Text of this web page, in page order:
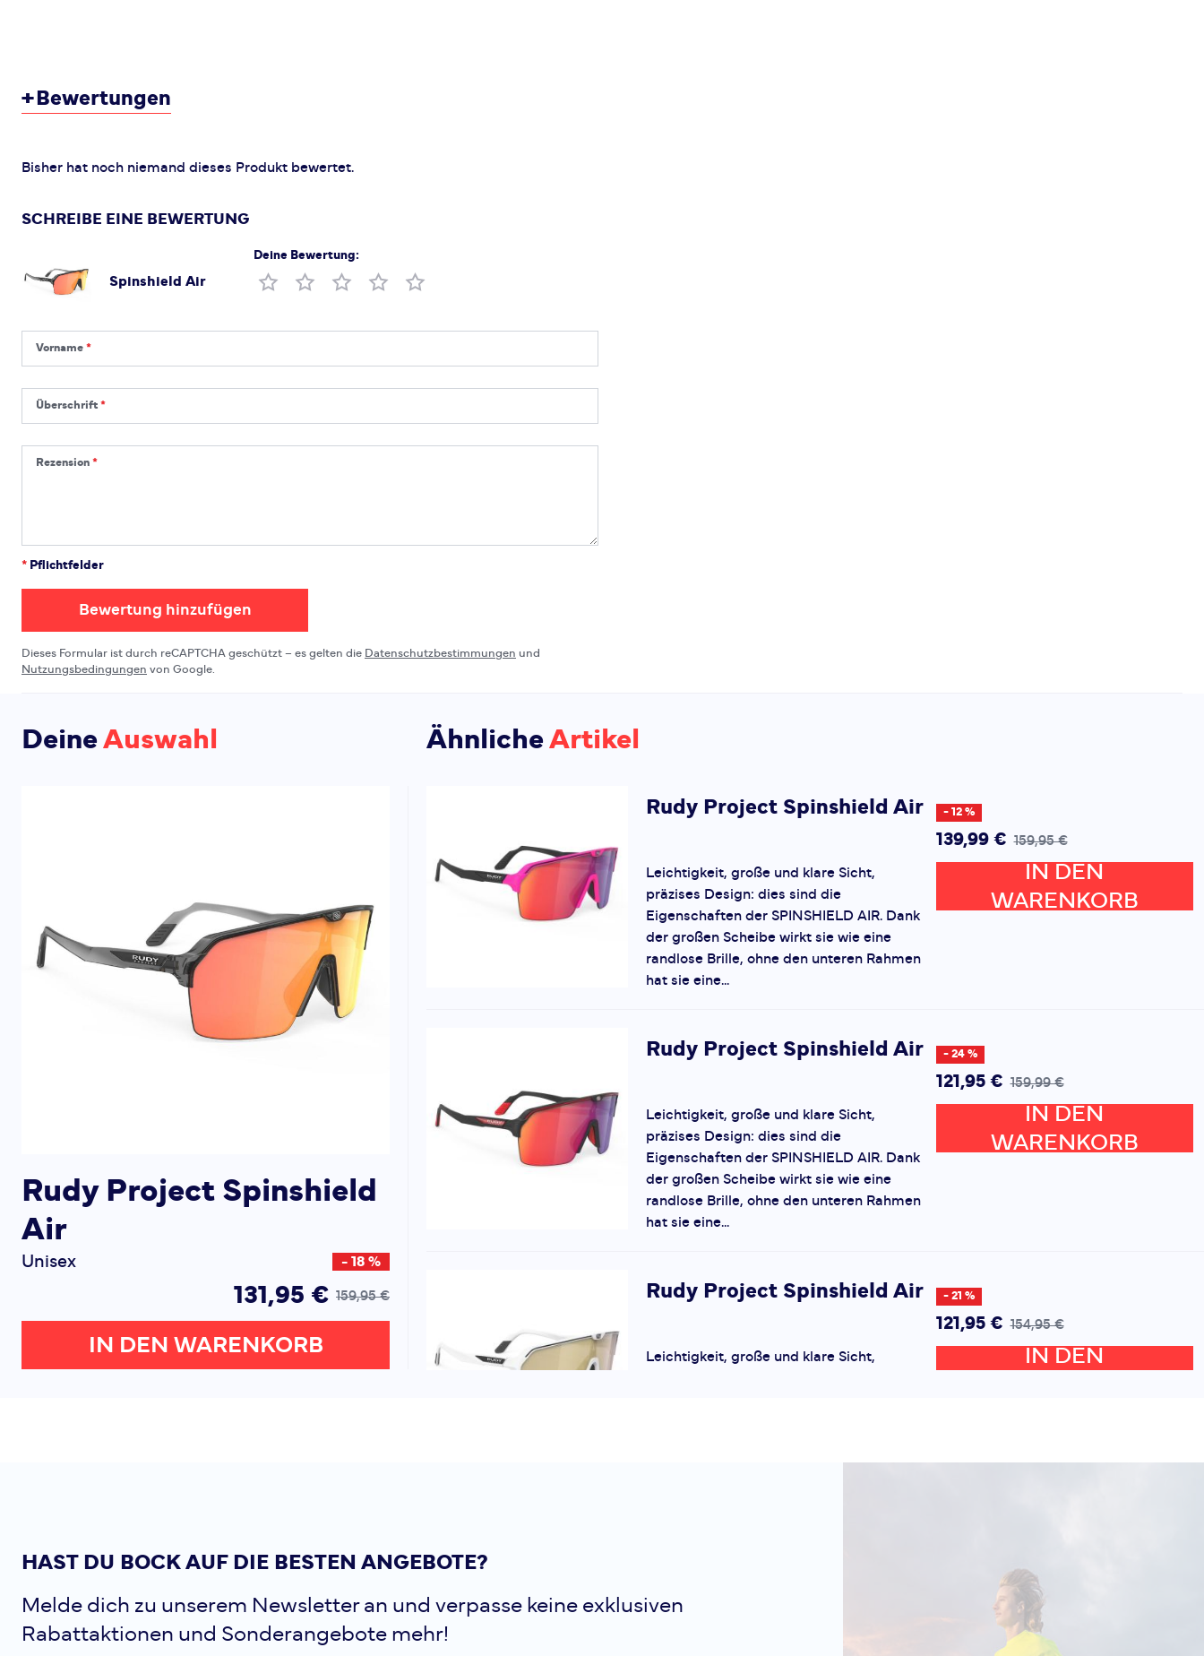
+ Bewertungen
Bisher hat noch niemand dieses Produkt bewertet.
SCHREIBE EINE BEWERTUNG
Spinshield Air
Deine Bewertung:
Produktbewertung
Vorname
Vorname
Überschrift
Überschrift
Rezension
Rezension
* Pflichtfelder
Bewertung hinzufügen
Dieses Formular ist durch reCAPTCHA geschützt – es gelten die Datenschutzbestimmungen und
Nutzungsbedingungen von Google.
DeineAuswahl
Rudy Project Spinshield
Air
Unisex - 18 %
131,95 € 159,95 €
IN DEN WARENKORB
ÄhnlicheArtikel
Rudy Project Spinshield Air - 12 %
139,99 € 159,95 €
Leichtigkeit, große und klare Sicht,
präzises Design: dies sind die
Eigenschaften der SPINSHIELD AIR. Dank
der großen Scheibe wirkt sie wie eine
randlose Brille, ohne den unteren Rahmen
hat sie eine...
IN DEN
WARENKORB
Rudy Project Spinshield Air - 24 %
121,95 € 159,99 €
Leichtigkeit, große und klare Sicht,
präzises Design: dies sind die
Eigenschaften der SPINSHIELD AIR. Dank
der großen Scheibe wirkt sie wie eine
randlose Brille, ohne den unteren Rahmen
hat sie eine...
IN DEN
WARENKORB
Rudy Project Spinshield Air - 21 %
121,95 € 154,95 €
Leichtigkeit, große und klare Sicht,
IN DEN
159,95 €
Leichtigkeit, große und klare Sicht,
IN DEN
WARENKORB
HAST DU BOCK AUF DIE BESTEN ANGEBOTE?
Melde dich zu unserem Newsletter an und verpasse keine exklusiven
Rabattaktionen und Sonderangebote mehr!